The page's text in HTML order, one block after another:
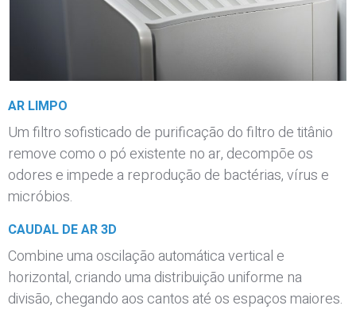
AR LIMPO
Um filtro sofisticado de purificação do filtro de titânio
remove como o pó existente no ar, decompõe os
odores e impede a reprodução de bactérias, vírus e
micróbios.
CAUDAL DE AR ​​3D
Combine uma oscilação automática vertical e
horizontal, criando uma distribuição uniforme na
divisão, chegando aos cantos até os espaços maiores.